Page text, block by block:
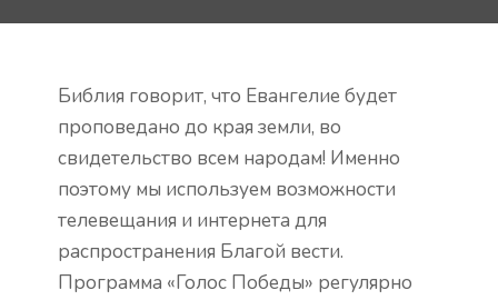
КОНТАКТЫ
Библия говорит, что Евангелие будет
проповедано до края земли, во
свидетельство всем народам! Именно
поэтому мы используем возможности
телевещания и интернета для
распространения Благой вести.
Программа «Голос Победы» регулярно